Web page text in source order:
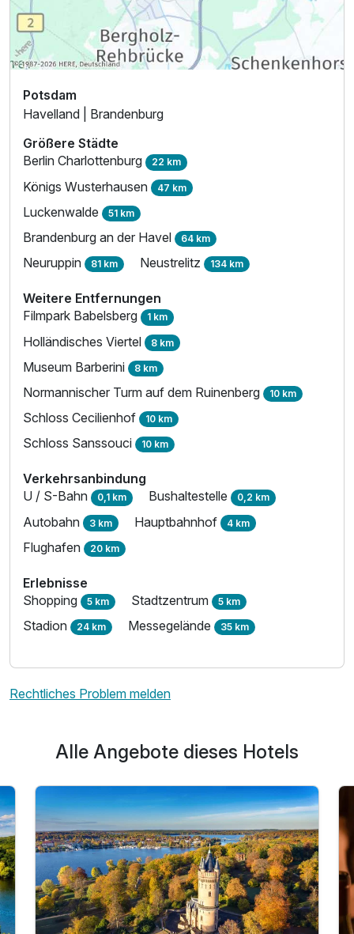
Potsdam
Havelland | Brandenburg
Größere Städte
Berlin Charlottenburg 22 km
Königs Wusterhausen 47 km
Luckenwalde 51 km
Brandenburg an der Havel 64 km
Neuruppin 81 km Neustrelitz 134 km
Weitere Entfernungen
Filmpark Babelsberg 1 km
Holländisches Viertel 8 km
Museum Barberini 8 km
Normannischer Turm auf dem Ruinenberg 10 km
Schloss Cecilienhof 10 km
Schloss Sanssouci 10 km
Verkehrsanbindung
U / S-Bahn 0,1 km Bushaltestelle 0,2 km
Autobahn 3 km Hauptbahnhof 4 km
Flughafen 20 km
Erlebnisse
Shopping 5 km Stadtzentrum 5 km
Stadion 24 km Messegelände 35 km
Rechtliches Problem melden
Alle Angebote dieses Hotels